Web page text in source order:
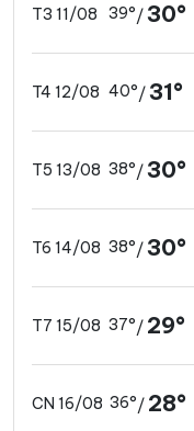
T3 11/08 39°/30°
T4 12/08 40°/31°
T5 13/08 38°/30°
T6 14/08 38°/30°
T7 15/08 37°/ 29°
CN 16/08 36°/ 28°